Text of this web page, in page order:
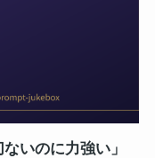
いのに力強い」